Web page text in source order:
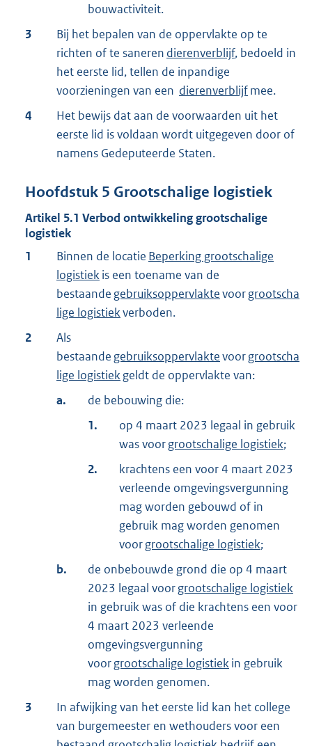
bouwactiviteit.
3
Bij het bepalen van de oppervlakte op te
richten of te saneren dierenverblijf, bedoeld in
het eerste lid, tellen de inpandige
voorzieningen van een dierenverblijfmee.
4
Het bewijs dat aan de voorwaarden uit het
eerste lid is voldaan wordt uitgegeven door of
namens Gedeputeerde Staten.
Hoofdstuk 5 Grootschalige logistiek
Artikel 5.1 Verbod ontwikkeling grootschalige
logistiek
1
Binnen de locatie Beperking grootschalige
logistiekis een toename van de
bestaande gebruiksoppervlaktevoorgrootscha
lige logistiekverboden.
2
Als
bestaande gebruiksoppervlaktevoorgrootscha
lige logistiekgeldt de oppervlakte van:
a.
de bebouwing die:
1.
op 4 maart 2023 legaal in gebruik
was voorgrootschalige logistiek;
2.
krachtens een voor 4 maart 2023
verleende omgevingsvergunning
mag worden gebouwd of in
gebruik mag worden genomen
voorgrootschalige logistiek;
b.
de onbebouwde grond die op 4 maart
2023 legaal voorgrootschalige logistiek
in gebruik was of die krachtens een voor
4 maart 2023 verleende
omgevingsvergunning
voorgrootschalige logistiekin gebruik
mag worden genomen.
3
In afwijking van het eerste lid kan het college
van burgemeester en wethouders voor een